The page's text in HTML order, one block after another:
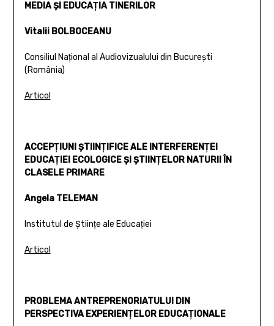
MEDIA ŞI EDUCAŢIA TINERILOR
Vitalii BOLBOCEANU
Consiliul Naţional al Audiovizualului din Bucureşti
(România)
Articol
ACCEPŢIUNI ŞTIINŢIFICE ALE INTERFERENŢEI
EDUCAŢIEI ECOLOGICE ŞI ŞTIINŢELOR NATURII ÎN
CLASELE PRIMARE
Angela TELEMAN
Institutul de Ştiinţe ale Educaţiei
Articol
PROBLEMA ANTREPRENORIATULUI DIN
PERSPECTIVA EXPERIENŢELOR EDUCAŢIONALE